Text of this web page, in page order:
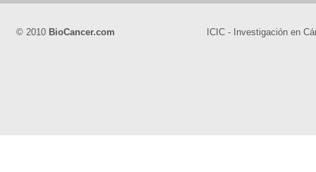
© 2010 BioCancer.com ICIC - Investigación en